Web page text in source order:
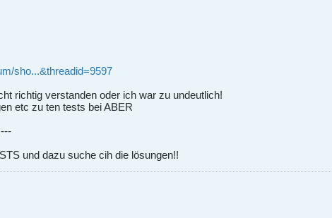
sho...&threadid=9597
richtig verstanden oder ich war zu undeutlich!
etc zu ten tests bei ABER
und dazu suche cih die lösungen!!